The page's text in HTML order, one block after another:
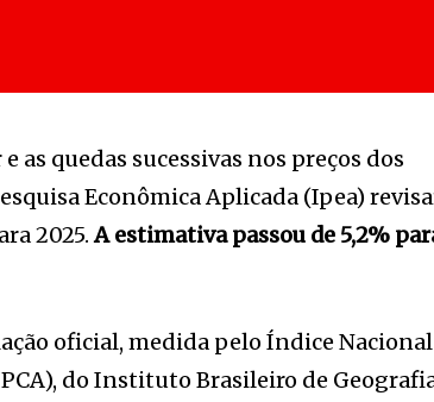
as quedas sucessivas nos preços dos
Econômica Aplicada (Ipea)
2025.A estimativa passou de 5,2%
oficial, medida pelo Índice Nacional
do Instituto Brasileiro de